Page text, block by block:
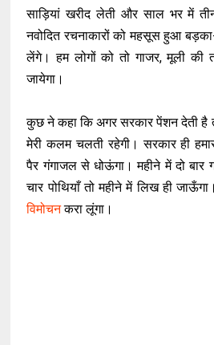
साड़ियां खरीद लेती और साल भर में
नवोदित रचनाकारों को महसूस हुआ
लेंगे। हम लोगों को तो गाजर, मूली
जायेगा।
कुछ ने कहा कि अगर सरकार पेंशन देती है
मेरी कलम चलती रहेगी। सरकार ही
पैर गंगाजल से धोऊंगा। महीने में दो बार
चार पोथियाँ तो महीने में लिख ही
विमोचनकरा लूंगा।